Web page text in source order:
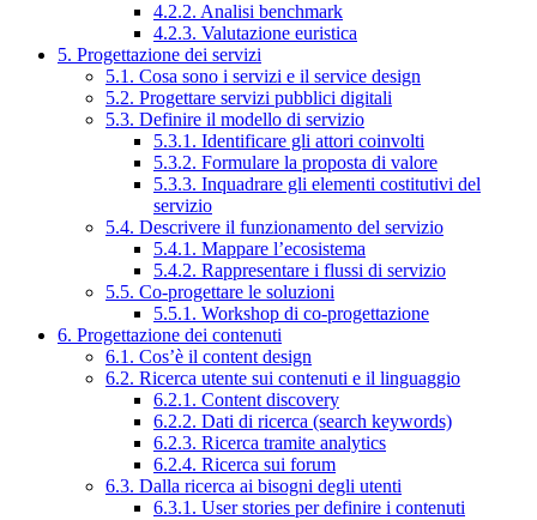
4.2.2. Analisi benchmark
4.2.3. Valutazione euristica
5. Progettazione dei servizi
5.1. Cosa sono i servizi e il service design
5.2. Progettare servizi pubblici digitali
5.3. Definire il modello di servizio
5.3.1. Identificare gli attori coinvolti
5.3.2. Formulare la proposta di valore
5.3.3. Inquadrare gli elementi costitutivi del
servizio
5.4. Descrivere il funzionamento del servizio
5.4.1. Mappare l’ecosistema
5.4.2. Rappresentare i flussi di servizio
5.5. Co-progettare le soluzioni
5.5.1. Workshop di co-progettazione
6. Progettazione dei contenuti
6.1. Cos’è il content design
6.2. Ricerca utente sui contenuti e il linguaggio
6.2.1. Content discovery
6.2.2. Dati di ricerca (search keywords)
6.2.3. Ricerca tramite analytics
6.2.4. Ricerca sui forum
6.3. Dalla ricerca ai bisogni degli utenti
6.3.1. User stories per definire i contenuti